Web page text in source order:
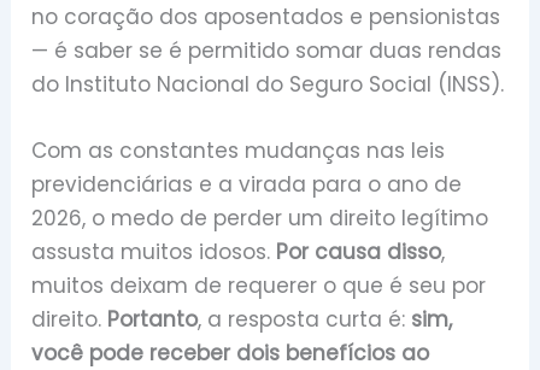
no coração dos aposentados e pensionistas
— é saber se é permitido somar duas rendas
do Instituto Nacional do Seguro Social (INSS).
Com as constantes mudanças nas leis
previdenciárias e a virada para o ano de
2026, o medo de perder um direito legítimo
assusta muitos idosos. Por causa disso,
muitos deixam de requerer o que é seu por
direito. Portanto, a resposta curta é: sim,
você pode receber dois benefícios ao